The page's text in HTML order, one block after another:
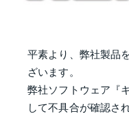
平素より、弊社製品
ざいます。
弊社ソフトウェア『
して不具合が確認さ